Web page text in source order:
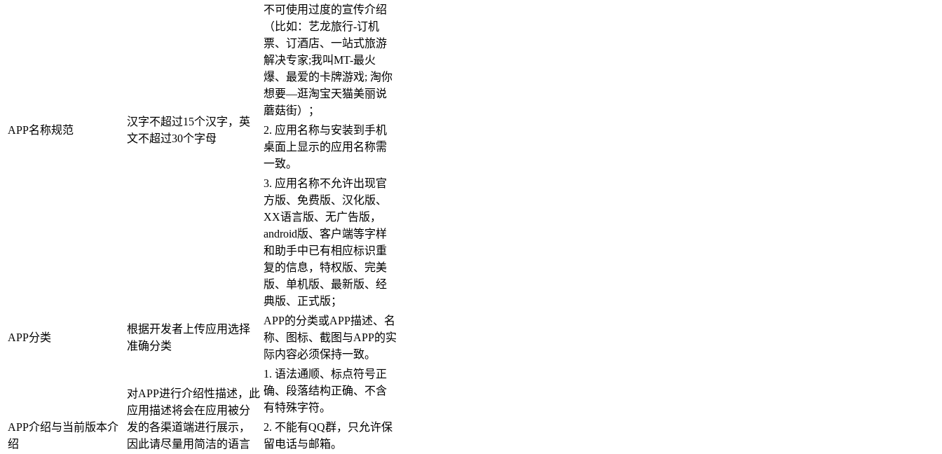
APP名称规范
汉字不超过15个汉字，英
文不超过30个字母
不可使用过度的宣传介绍
（比如：艺龙旅行-订机
票、订酒店、一站式旅游
解决专家;我叫MT-最火
爆、最爱的卡牌游戏; 淘你
想要—逛淘宝天猫美丽说
蘑菇街）；
2. 应用名称与安装到手机
桌面上显示的应用名称需
一致。
3. 应用名称不允许出现官
方版、免费版、汉化版、
XX语言版、无广告版，
android版、客户端等字样
和助手中已有相应标识重
复的信息，特权版、完美
版、单机版、最新版、经
典版、正式版；
APP分类
根据开发者上传应用选择
准确分类
APP的分类或APP描述、名
称、图标、截图与APP的实
际内容必须保持一致。
APP介绍与当前版本介
绍
对APP进行介绍性描述，此
应用描述将会在应用被分
发的各渠道端进行展示，
因此请尽量用简洁的语言
1. 语法通顺、标点符号正
确、段落结构正确、不含
有特殊字符。
2. 不能有QQ群，只允许保
留电话与邮箱。